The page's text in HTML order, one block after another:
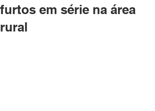
furtos em série na área
rural